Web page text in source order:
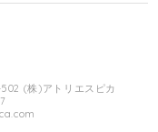
(株)アトリエスピカ